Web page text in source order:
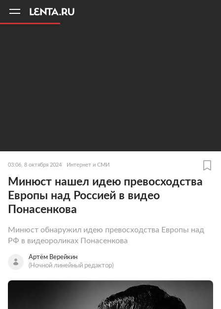
03:06, 8 октября 2024 Интернет и СМИ
Минюст нашел идею превосходства
Европы над Россией в видео
Понасенкова
Минюст обнаружил идею превосходства Европы над
РФ в видеороликах Понасенкова
Артём Верейкин
(Ночной линейный редактор)